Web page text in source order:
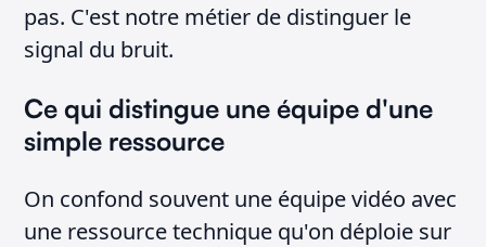
pas. C'est notre métier de distinguer le
signal du bruit.
Ce qui distingue une équipe d'une
simple ressource
On confond souvent une équipe vidéo avec
une ressource technique qu'on déploie sur